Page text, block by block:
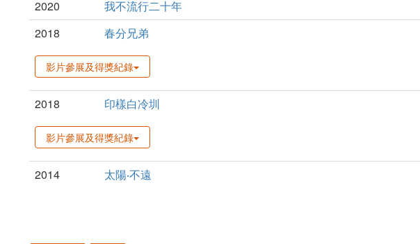
2020
我不流行二十年
2018
春分兄弟
影片參展及得獎紀錄
2018 印樣白冷圳
影片參展及得獎紀錄
2014 太陽‧不遠